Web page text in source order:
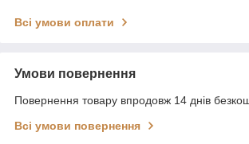
Всі умови оплати
Умови повернення
Повернення товару впродовж 14 днів
Всі умови повернення